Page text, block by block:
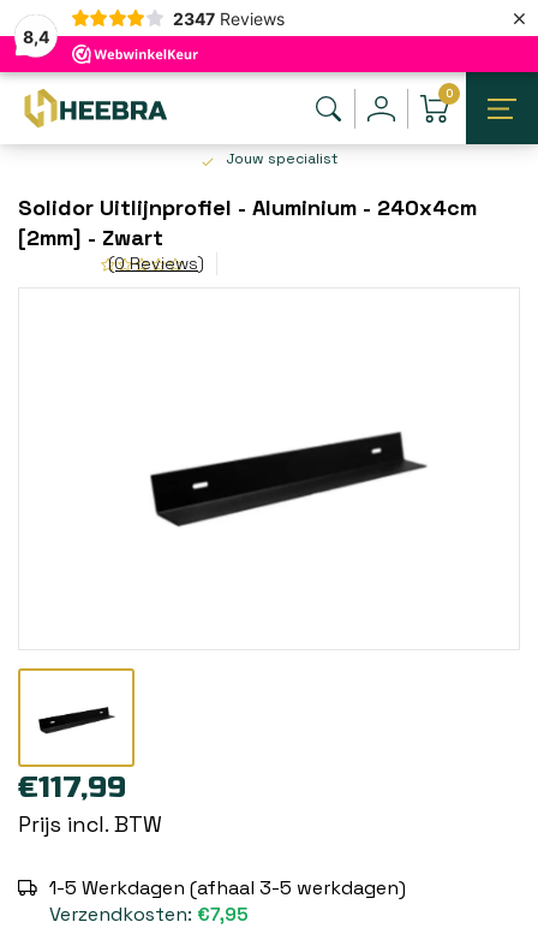
8,4
2347 Reviews ×
0
Jouw specialist
Solidor Uitlijnprofiel - Aluminium - 240x4cm
[2mm] - Zwart
(0 Reviews)
€117,99
Prijs incl. BTW
1-5 Werkdagen (afhaal 3-5 werkdagen)
Verzendkosten: €7,95